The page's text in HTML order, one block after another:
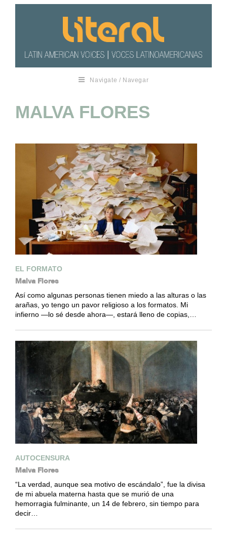
Navigate / Navegar
MALVA FLORES
EL FORMATO
Malva Flores
Así como algunas personas tienen miedo a las alturas o las
arañas, yo tengo un pavor religioso a los formatos. Mi
infierno —lo sé desde ahora—, estará lleno de copias,…
AUTOCENSURA
Malva Flores
“La verdad, aunque sea motivo de escándalo”, fue la divisa
de mi abuela materna hasta que se murió de una
hemorragia fulminante, un 14 de febrero, sin tiempo para
decir…